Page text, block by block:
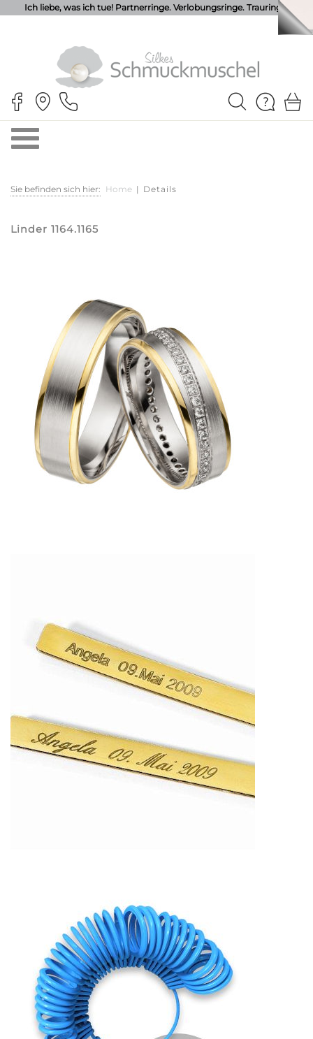
Ich liebe, was ich tue! Partnerringe. Verlobungsringe. Trauringe.
Sie befinden sich hier: Home | Details
Linder 1164.1165